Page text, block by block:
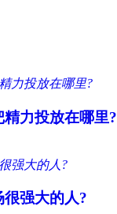
力投放在哪里?
强大的人?